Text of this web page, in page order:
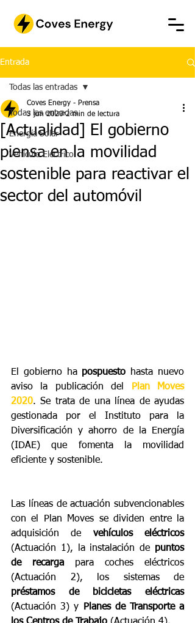
Entrada
Todas las entradas
Energía Solar
Vehículo Eléctrico
Todas las entradas
[Actualidad] El gobierno
piensa en la movilidad
sostenible para reactivar el
sector del automóvil
Coves Energy - Prensa
3 jun 2020 2 min de lectura
El gobierno ha pospuesto hasta nuevo
aviso la publicación del
Plan Moves
2020. Se trata de una línea de ayudas
gestionada por el Instituto para la
Diversificación y ahorro de la Energía
(IDAE) que fomenta la movilidad
eficiente y sostenible.
Las líneas de actuación subvencionables
con el Plan Moves se dividen entre la
adquisición de vehículos eléctricos
(Actuación 1), la instalación de puntos
de recarga para coches eléctricos
préstamos de bicicletas eléctricas
(Actuación 3) y
Planes de Transporte a